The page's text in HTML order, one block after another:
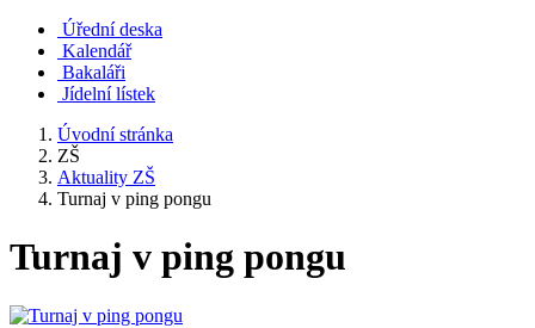
Úřední deska
Kalendář
Bakaláři
Jídelní lístek
Úvodní stránka
ZŠ
Aktuality ZŠ
Turnaj v ping pongu
Turnaj v ping pongu